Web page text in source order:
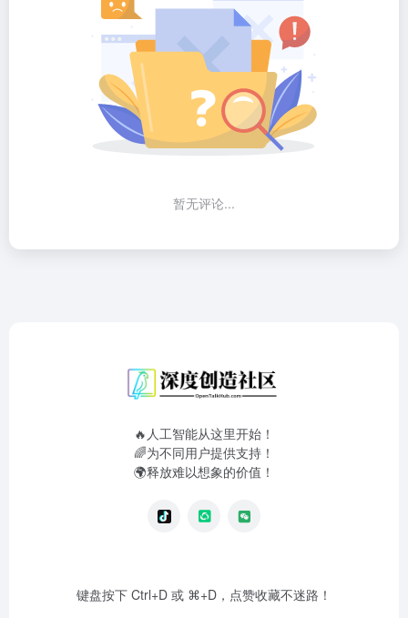
暂无评论...
🔥人工智能从这里开始！
🌈为不同用户提供支持！
🌍释放难以想象的价值！
键盘按下 Ctrl+D 或 ⌘+D，点赞收藏不迷路！